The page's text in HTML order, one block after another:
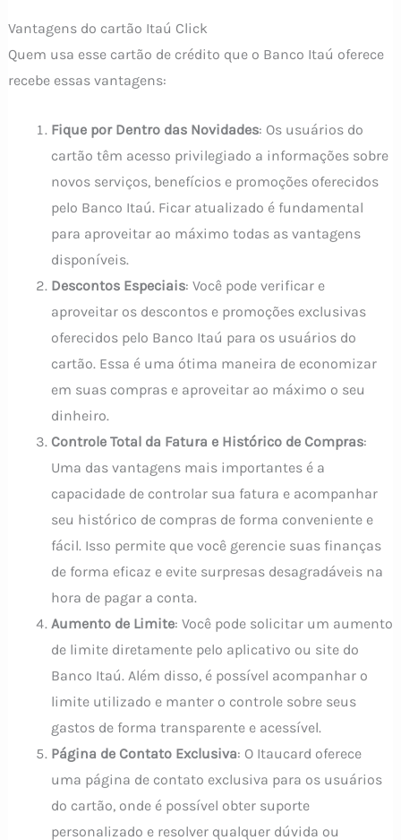
Vantagens do cartão Itaú Click
Quem usa esse cartão de crédito que o Banco Itaú oferece
recebe essas vantagens:
Fique por Dentro das Novidades: Os usuários do
cartão têm acesso privilegiado a informações sobre
novos serviços, benefícios e promoções oferecidos
pelo Banco Itaú. Ficar atualizado é fundamental
para aproveitar ao máximo todas as vantagens
disponíveis.
Descontos Especiais: Você pode verificar e
aproveitar os descontos e promoções exclusivas
oferecidos pelo Banco Itaú para os usuários do
cartão. Essa é uma ótima maneira de economizar
em suas compras e aproveitar ao máximo o seu
dinheiro.
Controle Total da Fatura e Histórico de Compras:
Uma das vantagens mais importantes é a
capacidade de controlar sua fatura e acompanhar
seu histórico de compras de forma conveniente e
fácil. Isso permite que você gerencie suas finanças
de forma eficaz e evite surpresas desagradáveis na
hora de pagar a conta.
Aumento de Limite: Você pode solicitar um aumento
de limite diretamente pelo aplicativo ou site do
Banco Itaú. Além disso, é possível acompanhar o
limite utilizado e manter o controle sobre seus
gastos de forma transparente e acessível.
Página de Contato Exclusiva: O Itaucard oferece
uma página de contato exclusiva para os usuários
do cartão, onde é possível obter suporte
personalizado e resolver qualquer dúvida ou